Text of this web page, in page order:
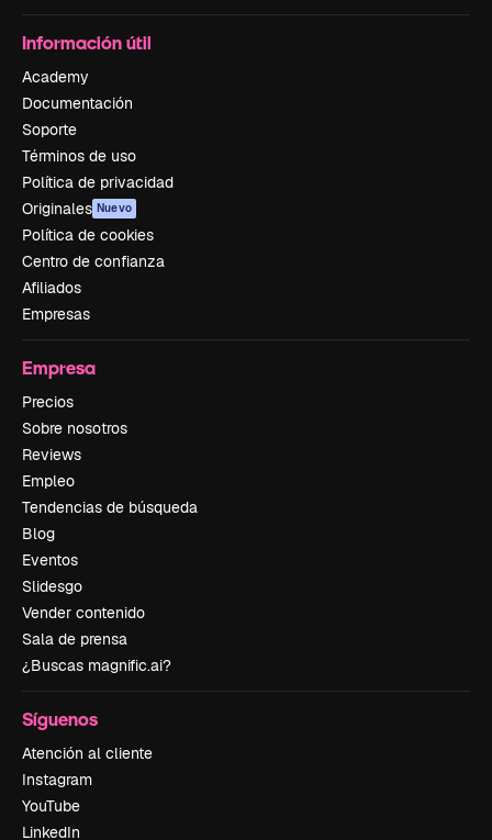
Información útil
Academy
Documentación
Soporte
Términos de uso
Política de privacidad
Originales Nuevo
Política de cookies
Centro de confianza
Afiliados
Empresas
Empresa
Precios
Sobre nosotros
Reviews
Empleo
Tendencias de búsqueda
Blog
Eventos
Slidesgo
Vender contenido
Sala de prensa
¿Buscas magnific.ai?
Síguenos
Atención al cliente
Instagram
YouTube
LinkedIn